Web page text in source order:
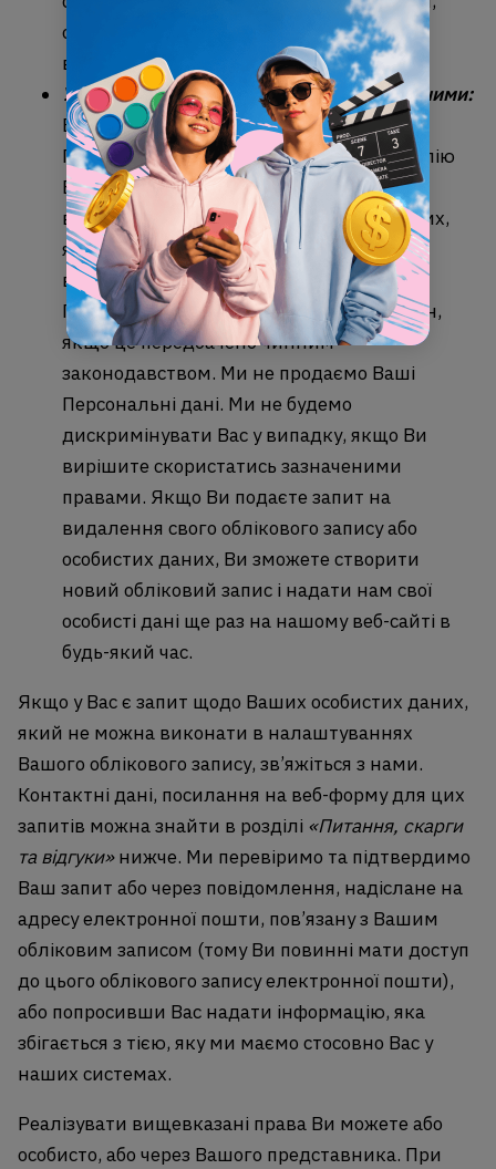
описаних у цій політиці, якщо інше не
вимагається або не дозволено законом.
Управління Вашими персональними даними:
Ви маєте право на: (i) доступ до Ваших
Персональних даних; (ii) електронну копію
Ваших Персональних даних; (iii)
виправлення Ваших персональних даних,
якщо вони неповні або неточні; або (iii)
видалення або обмеження Ваших
Персональних даних за певних обставин,
якщо це передбачено чинним
законодавством. Ми не продаємо Ваші
Персональні дані. Ми не будемо
дискримінувати Вас у випадку, якщо Ви
вирішите скористатись зазначеними
правами. Якщо Ви подаєте запит на
видалення свого облікового запису або
особистих даних, Ви зможете створити
новий обліковий запис і надати нам свої
особисті дані ще раз на нашому веб-сайті в
будь-який час.
Якщо у Вас є запит щодо Ваших особистих даних,
який не можна виконати в налаштуваннях
Вашого облікового запису, зв’яжіться з нами.
Контактні дані, посилання на веб-форму для цих
запитів можна знайти в розділі «Питання, скарги
та відгуки»нижче. Ми перевіримо та підтвердимо
Ваш запит або через повідомлення, надіслане на
адресу електронної пошти, пов’язану з Вашим
обліковим записом (тому Ви повинні мати доступ
до цього облікового запису електронної пошти),
або попросивши Вас надати інформацію, яка
збігається з тією, яку ми маємо стосовно Вас у
наших системах.
Реалізувати вищевказані права Ви можете або
особисто, або через Вашого представника. При